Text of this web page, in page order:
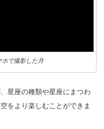
ホで撮影した月
星座の種類や星座にまつわ
をより楽しむことができま